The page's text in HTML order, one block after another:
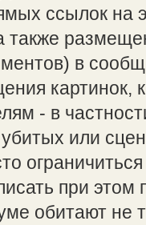
ссылок на
также
в
картинок,
- в
или
при этом
обитают не